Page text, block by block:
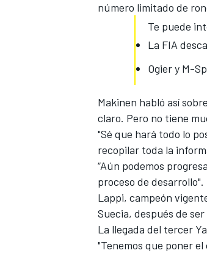
número limitado de
Te puede
La FIA
Ogier y M-
Makinen habló así
claro. Pero no tiene
"Sé que hará todo lo
recopilar toda la
“Aún podemos
proceso de desarrollo".
Lappi, campeón
Suecia, después de
La llegada del tercer
"Tenemos que poner